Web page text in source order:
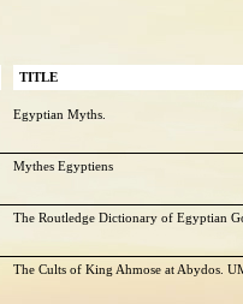
TITLE
Egyptian Myths.
Mythes Egyptiens
The Routledge Dictionary of Egyptian
The Cults of King Ahmose at Abydos.